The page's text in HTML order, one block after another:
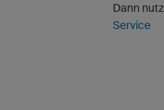
Dann
Service